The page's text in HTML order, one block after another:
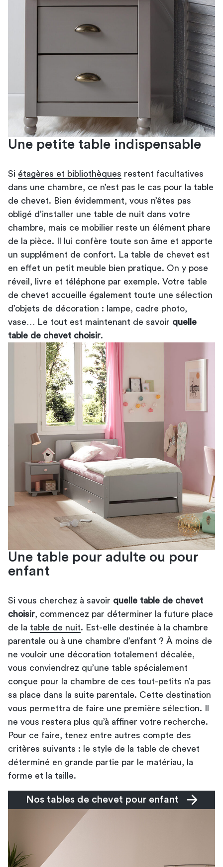
Une petite table indispensable
Si étagères et bibliothèques restent facultatives
dans une chambre, ce n’est pas le cas pour la table
de chevet. Bien évidemment, vous n’êtes pas
obligé d’installer une table de nuit dans votre
chambre, mais ce mobilier reste un élément phare
de la pièce. Il lui confère toute son âme et apporte
un supplément de confort. La table de chevet est
en effet un petit meuble bien pratique. On y pose
réveil, livre et téléphone par exemple. Votre table
de chevet accueille également toute une sélection
d’objets de décoration : lampe, cadre photo,
vase… Le tout est maintenant de savoir quelle
table de chevet choisir.
Une table pour adulte ou pour
enfant
Si vous cherchez à savoir quelle table de chevet
choisir , commencez par déterminer la future place
de la table de nuit. Est-elle destinée à la chambre
parentale ou à une chambre d’enfant ? À moins de
ne vouloir une décoration totalement décalée,
vous conviendrez qu’une table spécialement
conçue pour la chambre de ces tout-petits n’a pas
sa place dans la suite parentale. Cette destination
vous permettra de faire une première sélection. Il
ne vous restera plus qu’à affiner votre recherche.
Pour ce faire, tenez entre autres compte des
critères suivants : le style de la table de chevet
déterminé en grande partie par le matériau, la
forme et la taille.
Nos tables de chevet pour enfant